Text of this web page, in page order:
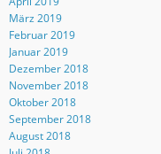
März 2019
Februar 2019
Januar 2019
Dezember 2018
November 2018
Oktober 2018
September 2018
August 2018